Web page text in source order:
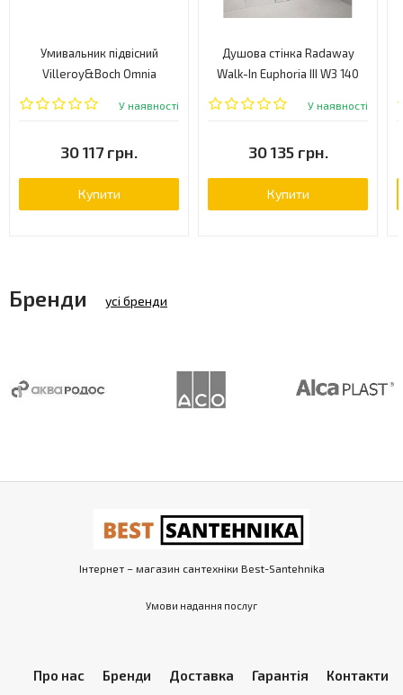
Умивальник підвісний
Villeroy&Boch Omnia
Architectura, 130 (61311301)
У наявності
30 117 грн.
Купити
Душова стінка Radaway
Walk-In Euphoria III W3 140
(383136-01-01)
У наявності
30 135 грн.
Купити
Бренди усі бренди
Інтернет – магазин сантехніки Best-Santehnika
Умови надання послуг
Про нас Бренди Доставка Гарантія Контакти